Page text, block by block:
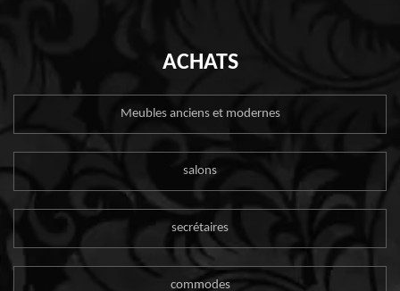
ACHATS
Meubles anciens et modernes
salons
secrétaires
commodes